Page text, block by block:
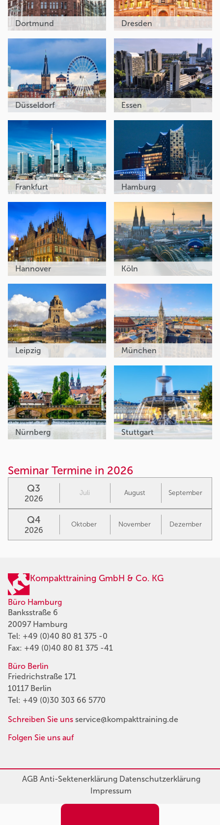
Dortmund Dresden
Düsseldorf Essen
Frankfurt Hamburg
Hannover Köln
Leipzig München
Nürnberg Stuttgart
Seminar Termine in 2026
Q3
2026
Juli August September
Q4
2026
Oktober November Dezember
Kompakttraining GmbH & Co. KG
Büro Hamburg
Banksstraße 6
20097 Hamburg
Tel: +49 (0)40 80 81 375 -0
Fax: +49 (0)40 80 81 375 -41
Büro Berlin
Friedrichstraße 171
10117 Berlin
Tel: +49 (0)30 303 66 5770
Schreiben Sie uns service@kompakttraining.de
Folgen Sie uns auf
AGBAnti-SektenerklärungDatenschutzerklärung
Impressum